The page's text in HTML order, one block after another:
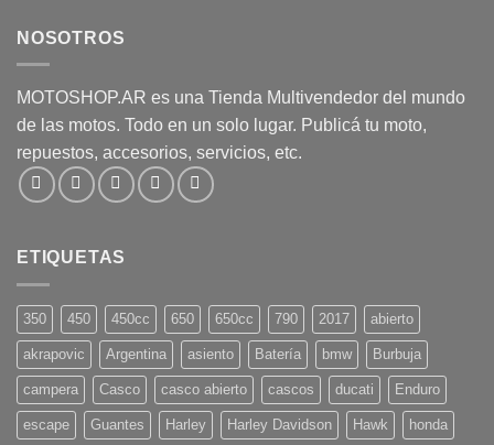
NOSOTROS
MOTOSHOP.AR es una Tienda Multivendedor del mundo
de las motos. Todo en un solo lugar. Publicá tu moto,
repuestos, accesorios, servicios, etc.
ETIQUETAS
350 450 450cc 650 650cc 790 2017 abierto
akrapovic Argentina asiento Batería bmw Burbuja
campera Casco casco abierto cascos ducati Enduro
escape Guantes Harley Harley Davidson Hawk honda